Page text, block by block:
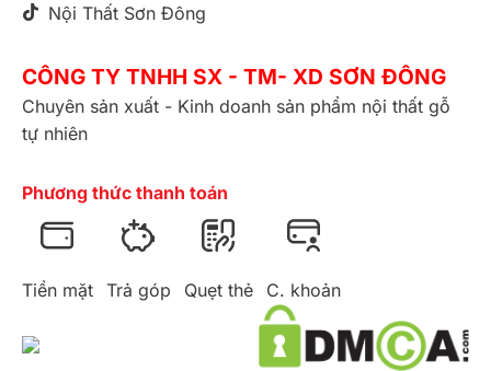
Nội Thất Sơn Đông
CÔNG TY TNHH SX - TM- XD SƠN ĐÔNG
Chuyên sản xuất - Kinh doanh sản phẩm nội thất gỗ
tự nhiên
Phương thức thanh toán
Tiền mặt Trả góp Quẹt thẻ C. khoản